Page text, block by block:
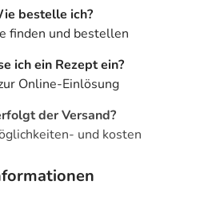
bestelle ich?
finden und bestellen
ich ein Rezept ein?
Online-Einlösung
der Versand?
und kosten